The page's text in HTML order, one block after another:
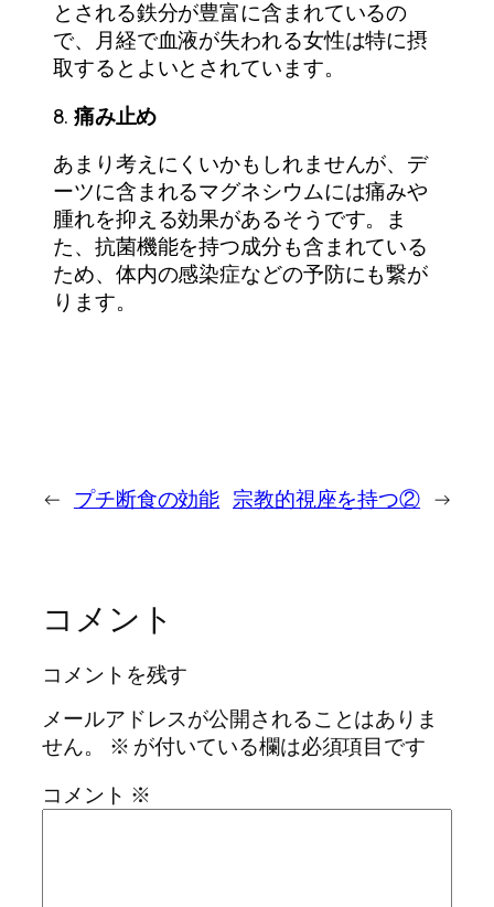
とされる鉄分が豊富に含まれているの
で、月経で血液が失われる女性は特に摂
取するとよいとされています。
8. 痛み止め
あまり考えにくいかもしれませんが、デ
ーツに含まれるマグネシウムには痛みや
腫れを抑える効果があるそうです。ま
た、抗菌機能を持つ成分も含まれている
ため、体内の感染症などの予防にも繋が
ります。
← プチ断食の効能 宗教的視座を持つ② →
コメント
コメントを残す
メールアドレスが公開されることはありま
せん。
※ が付いている欄は必須項目です
コメント ※